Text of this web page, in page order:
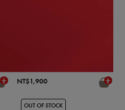
NT$1,900
OUT OF STOCK